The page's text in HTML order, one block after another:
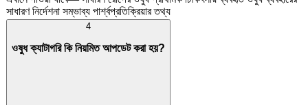
সাধারণ নির্দেশনা সম্ভাব্য পার্শ্বপ্রতিক্রিয়ার তথ্য
4
ওষুধ ক্যাটাগরি কি নিয়মিত আপডেট করা হয়?